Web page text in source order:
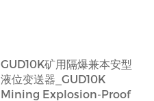
GUD10K矿用隔爆兼本安型
液位变送器_GUD10K
Mining Explosion-Proof